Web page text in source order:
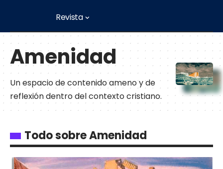
Revista
Amenidad
Un espacio de contenido ameno y de
reflexión dentro del contexto cristiano.
Todo sobre Amenidad